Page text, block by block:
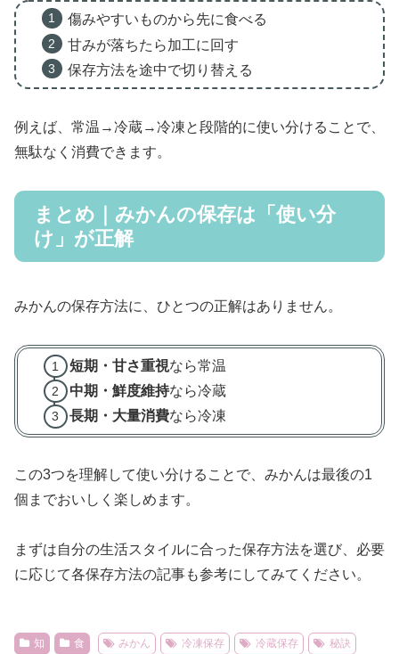
傷みやすいものから先に食べる
甘みが落ちたら加工に回す
保存方法を途中で切り替える
例えば、常温→冷蔵→冷凍と段階的に使い分けることで、
無駄なく消費できます。
まとめ｜みかんの保存は「使い分
け」が正解
みかんの保存方法に、ひとつの正解はありません。
短期・甘さ重視なら常温
中期・鮮度維持なら冷蔵
長期・大量消費なら冷凍
この3つを理解して使い分けることで、みかんは最後の1
個までおいしく楽しめます。
まずは自分の生活スタイルに合った保存方法を選び、必要
に応じて各保存方法の記事も参考にしてみてください。
知 食 みかん 冷凍保存 冷蔵保存 秘訣